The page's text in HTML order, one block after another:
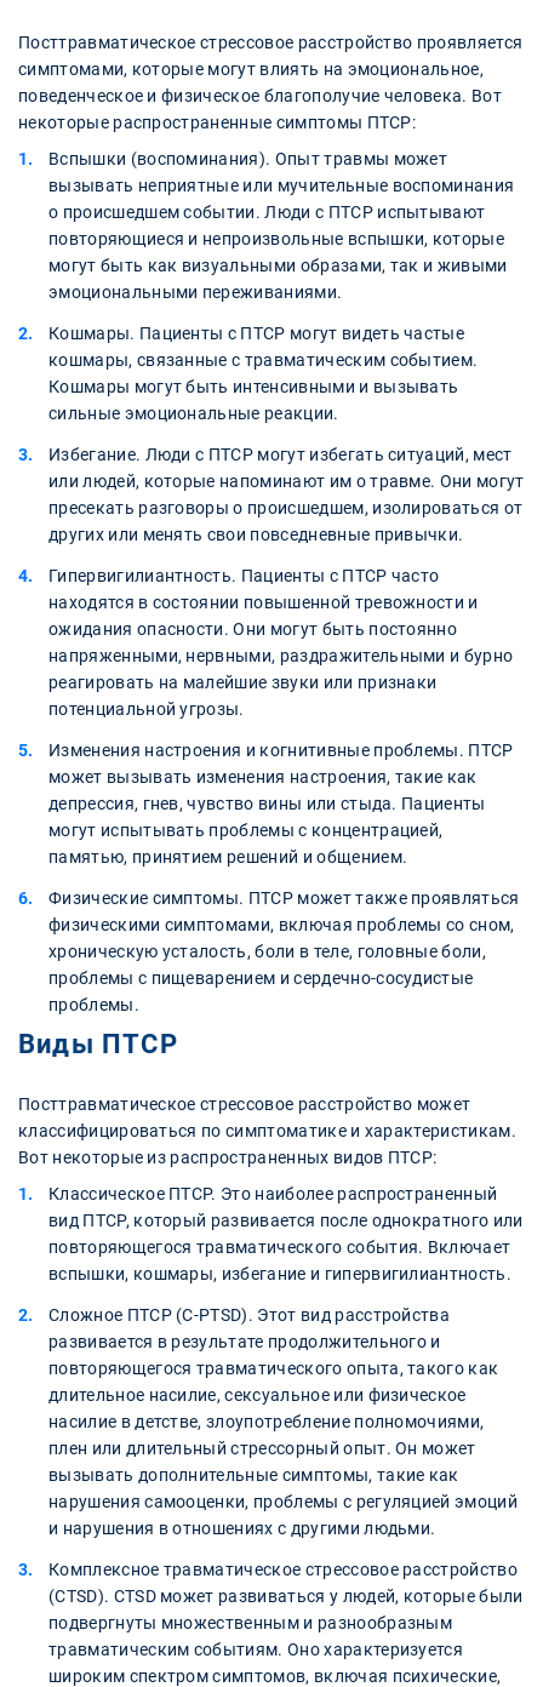
Посттравматическое стрессовое расстройство проявляется
симптомами, которые могут влиять на эмоциональное,
поведенческое и физическое благополучие человека. Вот
некоторые распространенные симптомы ПТСР:
Вспышки (воспоминания). Опыт травмы может
вызывать неприятные или мучительные воспоминания
о происшедшем событии. Люди с ПТСР испытывают
повторяющиеся и непроизвольные вспышки, которые
могут быть как визуальными образами, так и живыми
эмоциональными переживаниями.
Кошмары. Пациенты с ПТСР могут видеть частые
кошмары, связанные с травматическим событием.
Кошмары могут быть интенсивными и вызывать
сильные эмоциональные реакции.
Избегание. Люди с ПТСР могут избегать ситуаций, мест
или людей, которые напоминают им о травме. Они могут
пресекать разговоры о происшедшем, изолироваться от
других или менять свои повседневные привычки.
Гипервигилиантность. Пациенты с ПТСР часто
находятся в состоянии повышенной тревожности и
ожидания опасности. Они могут быть постоянно
напряженными, нервными, раздражительными и бурно
реагировать на малейшие звуки или признаки
потенциальной угрозы.
Изменения настроения и когнитивные проблемы. ПТСР
может вызывать изменения настроения, такие как
депрессия, гнев, чувство вины или стыда. Пациенты
могут испытывать проблемы с концентрацией,
памятью, принятием решений и общением.
Физические симптомы. ПТСР может также проявляться
физическими симптомами, включая проблемы со сном,
хроническую усталость, боли в теле, головные боли,
проблемы с пищеварением и сердечно-сосудистые
проблемы.
Виды ПТСР
Посттравматическое стрессовое расстройство может
классифицироваться по симптоматике и характеристикам.
Вот некоторые из распространенных видов ПТСР:
Классическое ПТСР. Это наиболее распространенный
вид ПТСР, который развивается после однократного или
повторяющегося травматического события. Включает
вспышки, кошмары, избегание и гипервигилиантность.
Сложное ПТСР (C-PTSD). Этот вид расстройства
развивается в результате продолжительного и
повторяющегося травматического опыта, такого как
длительное насилие, сексуальное или физическое
насилие в детстве, злоупотребление полномочиями,
плен или длительный стрессорный опыт. Он может
вызывать дополнительные симптомы, такие как
нарушения самооценки, проблемы с регуляцией эмоций
и нарушения в отношениях с другими людьми.
Комплексное травматическое стрессовое расстройство
(CTSD). CTSD может развиваться у людей, которые были
подвергнуты множественным и разнообразным
травматическим событиям. Оно характеризуется
широким спектром симптомов, включая психические,